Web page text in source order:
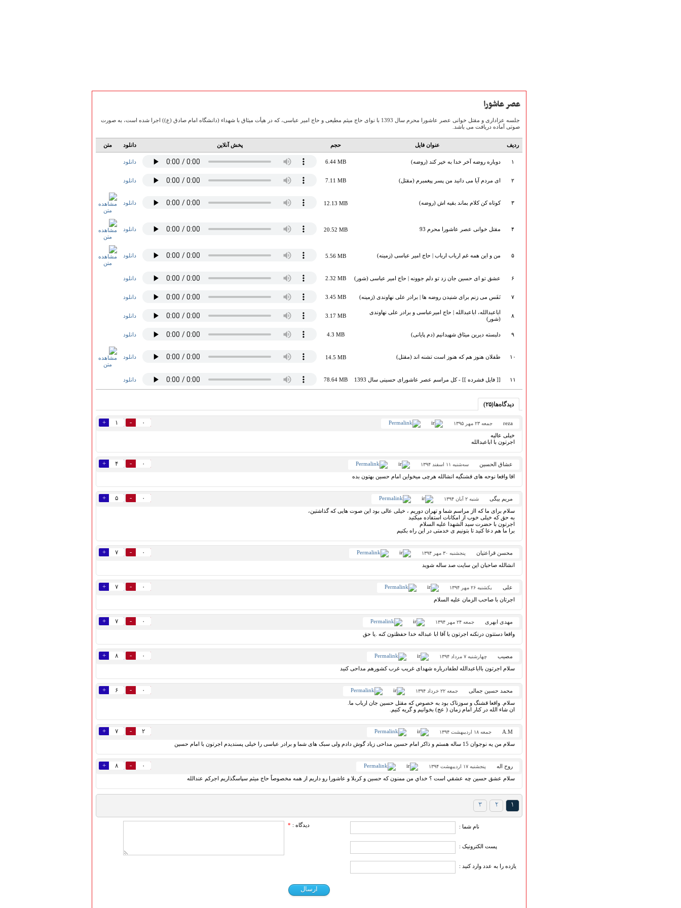
عصر عاشورا
جلسه عزاداری و مقتل خوانی عصر عاشورا محرم سال 1393 با نوای حاج میثم مطیعی و حاج امیر عباسی، که در هیأت میثاق با شهداء (دانشگاه امام صادق (ع)) اجرا شده است، به صورت
صوتی آماده دریافت می باشد.
ردیف عنوان فایل حجم پخش آنلاین دانلود متن
۱ دوباره روضه آخر خدا به خیر کند (روضه) 6.44 MB دانلود
۲ ای مردم آیا می دانید من پسر پیغمبرم (مقتل) 7.11 MB دانلود
۳ کوتاه کن کلام بماند بقیه اش (روضه) 12.13 MB دانلود
۴ مقتل خوانی عصر عاشورا محرم 93 20.52 MB دانلود
۵ من و این همه غم ارباب ارباب | حاج امیر عباسی (زمینه) 5.56 MB دانلود
۶ عشق تو ای حسین جان زد تو دلم جوونه | حاج امیر عباسی (شور) 2.32 MB دانلود
۷ نَفَس می زنم برای شنیدن روضه ها | برادر علی نهاوندی (زمینه) 3.45 MB دانلود
۸
اباعبدالله، اباعبدالله | حاج امیرعباسی و برادر علی نهاوندی
(شور)
3.17 MB دانلود
۹ دلبسته دیرین میثاق شهیدانیم (دم پایانی) 4.3 MB دانلود
۱۰ طفلان هنوز هم که هنوز است تشنه اند (مقتل) 14.5 MB دانلود
۱۱ [[ فایل فشرده ]] - کل مراسم عصر عاشورای حسینی سال 1393 78.64 MB دانلود
دیدگاه‌ها(۲۵)
reza جمعه ۲۳ مهر ۱۳۹۵ ۱ + ۰ -
خیلی عالیه
اجرتون با اباعبدالله
عشاق الحسین سه‌شنبه ۱۱ اسفند ۱۳۹۴ ۴ + ۰ -
اقا واقعا نوحه های قشنگیه انشالله هرچی میخواین امام حسین بهتون بده
مریم بیگی شنبه ۲ آبان ۱۳۹۴ ۵ + ۰ -
سلام برای ما که ااز مراسم شما و تهران دوریم ، خیلی عالی بود این صوت هایی که گذاشتین،
به حق که خیلی خوب از امکانات استفاده میکنید
اجرتون با حضرت سید الشهدا علیه السلام
برا ما هم دعا کنید تا بتونیم ی خدمتی در این راه بکنیم
محسن قراعتیان پنجشنبه ۳۰ مهر ۱۳۹۴ ۷ + ۰ -
انشالله صاحبان این سایت صد ساله شوید
علی یکشنبه ۲۶ مهر ۱۳۹۴ ۷ + ۰ -
اجرتان با صاحب الزمان علیه السلام
مهدی ابهری جمعه ۲۴ مهر ۱۳۹۴ ۷ + ۰ -
واقعا دستتون درنکنه اجرتون با آقا ابا عبداله خدا حفظتون کنه .یا حق
مصیب چهارشنبه ۷ مرداد ۱۳۹۴ ۸ + ۰ -
سلام اجرتون بااباعبدالله لطفادرباره شهدای غریب غرب کشورهم مداحی کنید
محمد حسین جمالی جمعه ۲۲ خرداد ۱۳۹۴ ۶ + ۰ -
سلام. واقعا قشنگ و سوزناک بود به خصوص که مقتل حسین جان ارباب ما.
ان شاء الله در کنار امام زمان ( عج) بخوانیم و گریه کنیم.
A.M جمعه ۱۸ اردیبهشت ۱۳۹۴ ۷ + ۲ -
سلام من یه نوجوان 15 ساله هستم و ذاکر امام حسین مداحی زیاد گوش دادم ولی سبک های شما و برادر عباسی را خیلی پسندیدم اجرتون با امام حسین
روح اله پنجشنبه ۱۷ اردیبهشت ۱۳۹۴ ۸ + ۰ -
سلام عشق حسين چه عشقي است ؟ خداي من ممنون كه حسين و كربلا و عاشورا رو داريم از همه مخصوصاً حاج ميثم سپاسگذاريم اجركم عندالله
۱ ۲ ۳
نام شما :
پست الکترونیک :
یازده را به عدد وارد کنید :
دیدگاه : *